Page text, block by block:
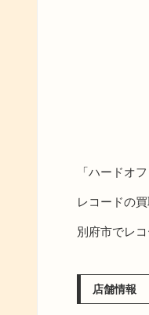
「ハードオ
レコードの
別府市でレ
店舗情報